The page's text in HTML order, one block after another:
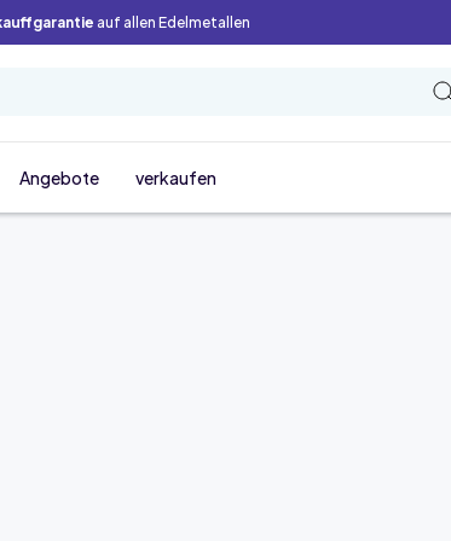
auf allen Edelmetallen
Angebote verkaufen